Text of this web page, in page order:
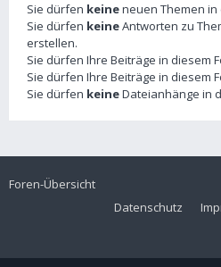
Sie dürfen keineneuen Themen in
Sie dürfen keineAntworten zu
erstellen.
Sie dürfen Ihre Beiträge in diesem
Sie dürfen Ihre Beiträge in diesem
Sie dürfen keineDateianhänge in
Foren-Übersicht
Datenschutz